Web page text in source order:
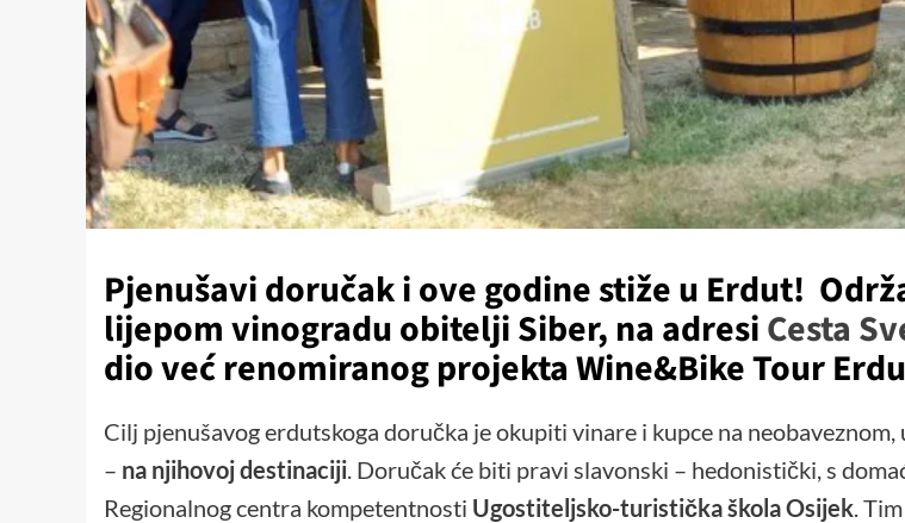
Pjenušavi doručak i ove godine stiže u Erdut!
lijepom vinogradu obitelji Siber, na adresiCesta
dio već renomiranog projektaWine&Bike Tour
Cilj pjenušavog erdutskoga doručka je okupiti vinare i kupce na
– na njihovoj destinaciji . Doručak će biti pravi slavonski – hedonistički, s
Regionalnog centra kompetentnosti Ugostiteljsko-turistička škola Osijek .